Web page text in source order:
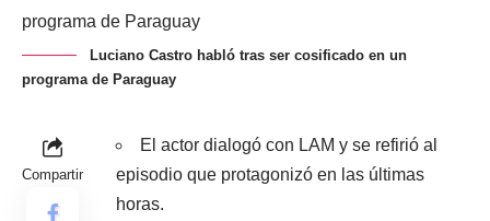
Luciano Castro habló tras ser cosificado en un
programa de Paraguay
Compartir
El actor dialogó con LAM y se refirió al
episodio que protagonizó en las últimas
horas.